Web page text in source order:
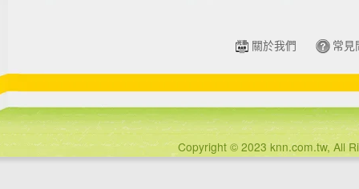
關於我們 常見
Copyright © 2023 knn.com.tw, All